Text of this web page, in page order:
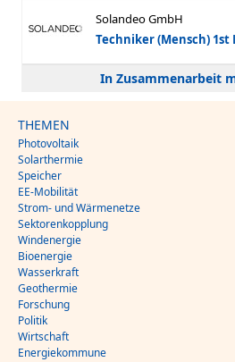
In Zusammenarbeit
THEMEN
Photovoltaik
Solarthermie
Speicher
EE-Mobilität
Strom- und Wärmenetze
Sektorenkopplung
Windenergie
Bioenergie
Wasserkraft
Geothermie
Forschung
Politik
Wirtschaft
Energiekommune